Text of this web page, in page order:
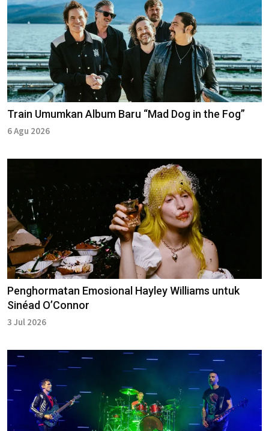
Train Umumkan Album Baru “Mad Dog in the Fog”
6 Agu 2026
Penghormatan Emosional Hayley Williams untuk
Sinéad O’Connor
3 Jul 2026